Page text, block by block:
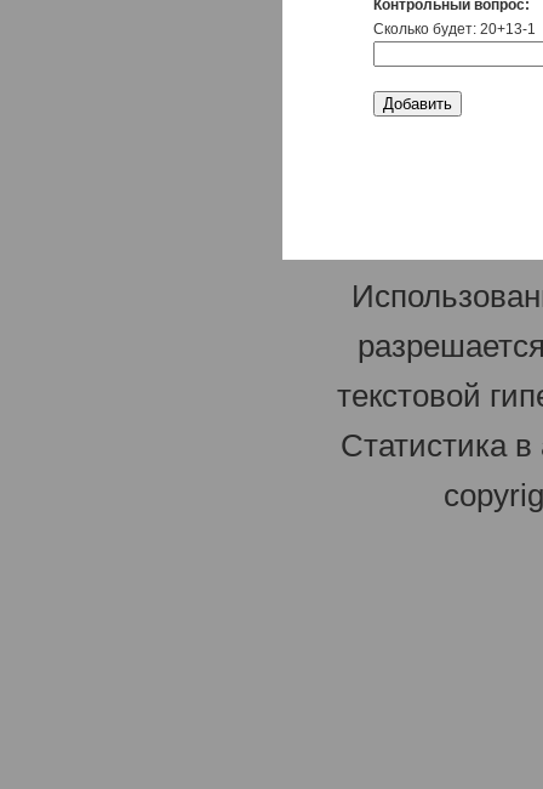
Контрольный вопрос:
Сколько будет: 20+13-1
текстовой
Статистика